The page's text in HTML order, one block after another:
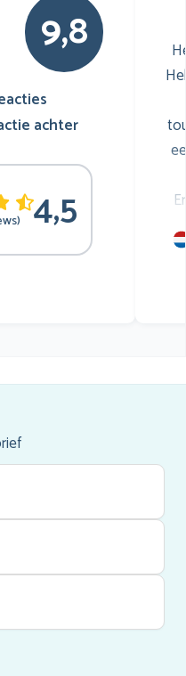
9,8
achter
4,5